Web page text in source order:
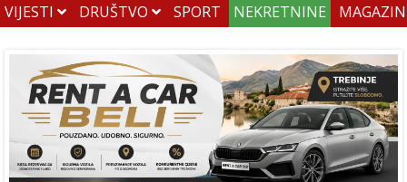
VIJESTI DRUŠTVO SPORT NEKRETNINE